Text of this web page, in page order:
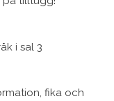
i sal 3
fika och